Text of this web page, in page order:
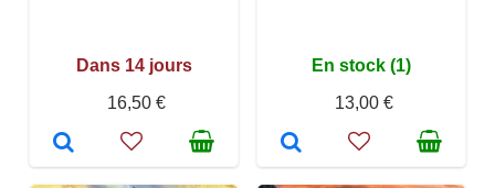
Dans 14 jours
16,50 €
En stock (1)
13,00 €